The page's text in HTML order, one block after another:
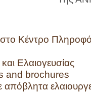
Κέντρο
Ελαιογευσίας
and brochures